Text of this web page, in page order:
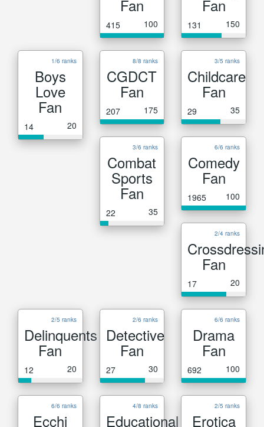
Fan
415 100
Fan
131 150
1/6 ranks
Boys
Love
Fan
14 20
8/8 ranks
CGDCT
Fan
207 175
3/5 ranks
Childcare
Fan
29 35
3/6 ranks
Combat
Sports
Fan
22 35
6/6 ranks
Comedy
Fan
1965 100
2/4 ranks
Fan
17 20
2/5 ranks
Delinquents
Fan
12 20
2/6 ranks
Detective
Fan
27 30
6/6 ranks
Drama
Fan
692 100
6/6 ranks
Ecchi
4/8 ranks
Educational
2/5 ranks
Erotica